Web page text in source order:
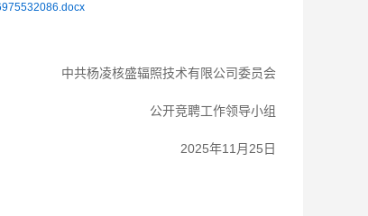
中共杨凌核盛辐照技术有限公司委员会
公开竞聘工作领导小组
2025年11月25日